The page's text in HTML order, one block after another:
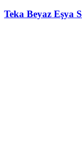
Teka Beyaz Eşya